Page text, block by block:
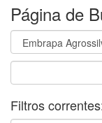
Página de
Filtros